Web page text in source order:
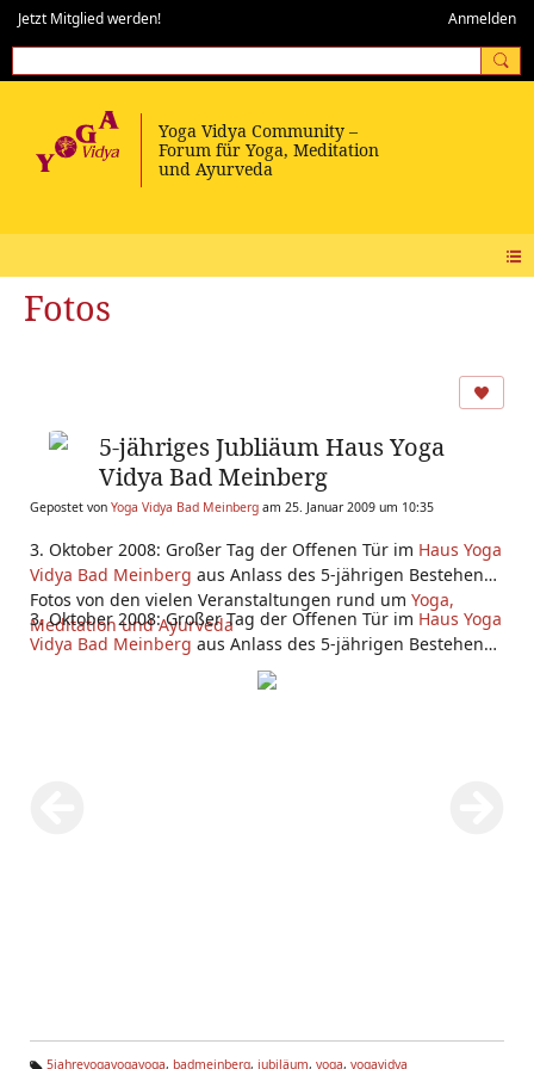
Jetzt Mitglied werden! Anmelden
Fotos
5-jähriges Jubliäum Haus Yoga
Vidya Bad Meinberg
Gepostet von Yoga Vidya Bad Meinberg am 25. Januar 2009 um 10:35
3. Oktober 2008: Großer Tag der Offenen Tür im Haus Yoga
Vidya Bad Meinberg aus Anlass des 5-jährigen Bestehens.
Fotos von den vielen Veranstaltungen rund um Yoga,
Meditation und Ayurveda
3. Oktober 2008: Großer Tag der Offenen Tür im Haus Yoga
Vidya Bad Meinberg aus Anlass des 5-jährigen Bestehens.
Fotos von den vielen Veranstaltungen rund um
5jahreyogayogayoga, badmeinberg, jubiläum, yoga, yogavidya